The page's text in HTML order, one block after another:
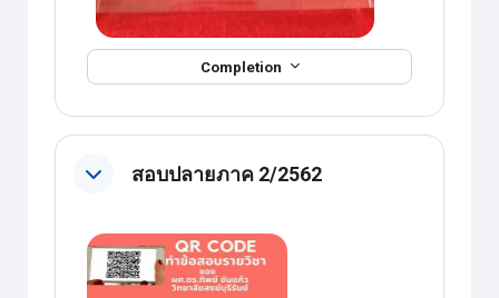
Completion
สอบปลายภาค 2/2562